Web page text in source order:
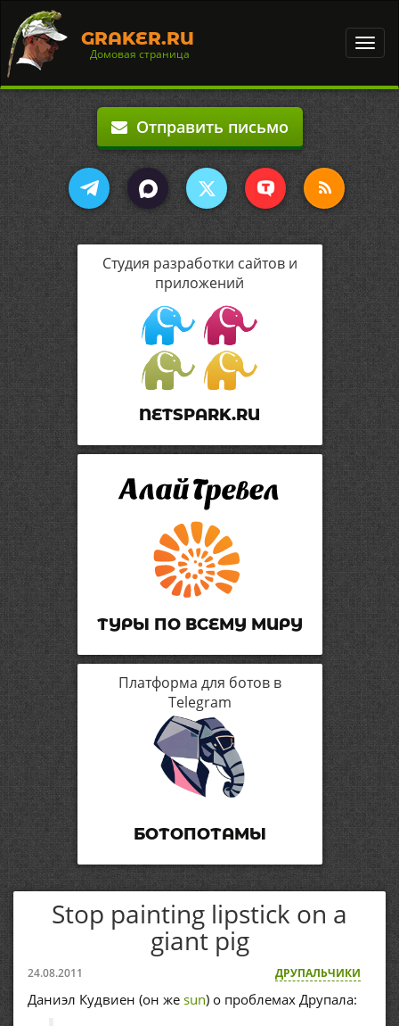
GRAKER.RU
Домовая страница
Отправить письмо
Студия разработки сайтов и
приложений
NETSPARK.RU
ТУРЫ ПО ВСЕМУ МИРУ
Платформа для ботов в
Telegram
БОТОПОТАМЫ
Stop painting lipstick on a
giant pig
24.08.2011 ДРУПАЛЬЧИКИ
Даниэл Кудвиен (он же sun) о проблемах Друпала: